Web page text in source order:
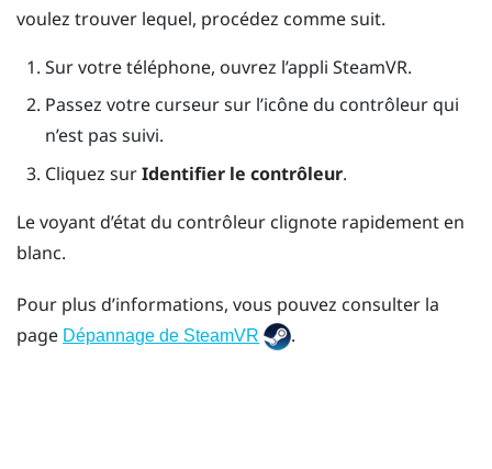
voulez trouver lequel, procédez comme suit.
Sur votre téléphone, ouvrez l’appli SteamVR.
Passez votre curseur sur l’icône du contrôleur qui
n’est pas suivi.
Cliquez surIdentifier le contrôleur.
Le voyant d’état du contrôleur clignote rapidement en
blanc.
Pour plus d’informations, vous pouvez consulter la
page Dépannage de SteamVR .